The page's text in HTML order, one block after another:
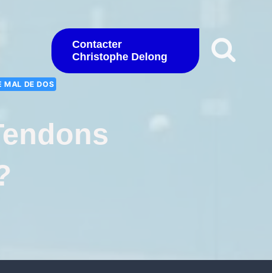
Contacter
Christophe Delong
MAL DE DOS